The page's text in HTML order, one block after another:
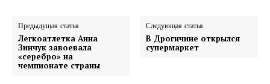
Предыдущая статья
Легкоатлетка Анна
Зинчук завоевала
«серебро» на
чемпионате страны
Следующая статья
В Дрогичине открылся
супермаркет